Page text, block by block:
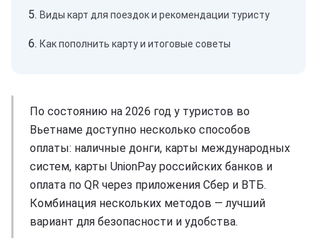
Виды карт для поездок и рекомендации туристу
Как пополнить карту и итоговые советы
По состоянию на 2026 год у туристов во
Вьетнаме доступно несколько способов
оплаты: наличные донги, карты международных
систем, карты UnionPay российских банков и
оплата по QR через приложения Сбер и ВТБ.
Комбинация нескольких методов — лучший
вариант для безопасности и удобства.